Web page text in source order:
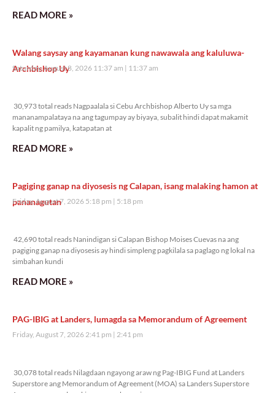
READ MORE »
Walang saysay ang kayamanan kung nawawala ang kaluluwa-
Archbishop Uy
Saturday, August 8, 2026 11:37 am 11:37 am
30,973 total reads Nagpaalala si Cebu Archbishop Alberto Uy sa mga
mananampalataya na ang tagumpay ay biyaya, subalit hindi dapat makamit
kapalit ng pamilya, katapatan at
READ MORE »
Pagiging ganap na diyosesis ng Calapan, isang malaking hamon at
pananagutan
Friday, August 7, 2026 5:18 pm 5:18 pm
42,690 total reads Nanindigan si Calapan Bishop Moises Cuevas na ang
pagiging ganap na diyosesis ay hindi simpleng pagkilala sa paglago ng lokal na
simbahan kundi
READ MORE »
PAG-IBIG at Landers, lumagda sa Memorandum of Agreement
Friday, August 7, 2026 2:41 pm 2:41 pm
30,078 total reads Nilagdaan ngayong araw ng Pag-IBIG Fund at Landers
Superstore ang Memorandum of Agreement (MOA) sa Landers Superstore